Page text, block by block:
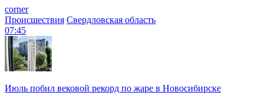
corner
Происшествия Свердловская область
07:45
Июль побил вековой рекорд по жаре в Новосибирске